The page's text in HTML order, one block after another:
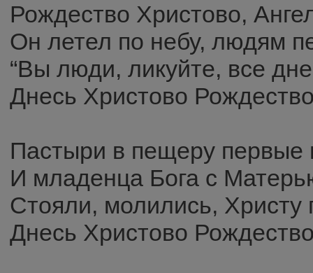
Рождество Христово,
Он летел по небу, людям
“Вы люди, ликуйте, все
Днесь Христово
Пастыри в пещеру первые
И младенца Бога с
Стояли, молились, Христу
Днесь Христово